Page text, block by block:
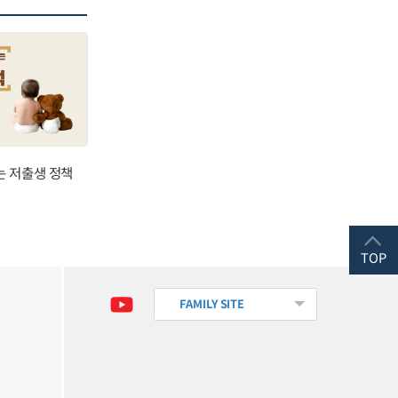
저출생 정책
FAMILY SITE
TOP